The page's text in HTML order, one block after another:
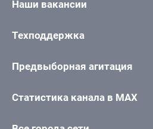
Наши вакансии
Техподдержка
Предвыборная агитация
Статистика канала в MAX